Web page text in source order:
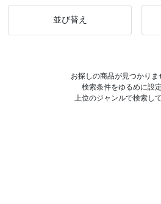
並び替え
お探しの商品が見つかりま
検索条件をゆるめに設
上位のジャンルで検索し